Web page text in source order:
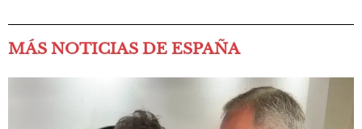
MÁS NOTICIAS DE ESPAÑA